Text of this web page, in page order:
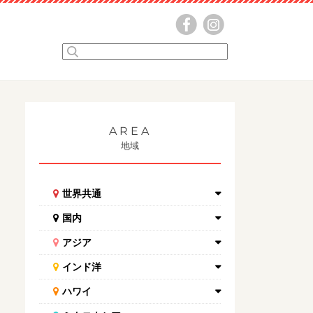
AREA
地域
世界共通
国内
アジア
インド洋
ハワイ